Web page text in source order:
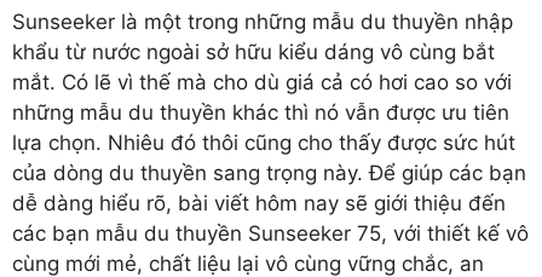
Sunseeker là một trong những mẫu du thuyền nhập
khẩu từ nước ngoài sở hữu kiểu dáng vô cùng bắt
mắt. Có lẽ vì thế mà cho dù giá cả có hơi cao so với
những mẫu du thuyền khác thì nó vẫn được ưu tiên
lựa chọn. Nhiêu đó thôi cũng cho thấy được sức hút
của dòng du thuyền sang trọng này. Để giúp các bạn
dễ dàng hiểu rõ, bài viết hôm nay sẽ giới thiệu đến
các bạn mẫu du thuyền Sunseeker 75, với thiết kế vô
cùng mới mẻ, chất liệu lại vô cùng vững chắc, an